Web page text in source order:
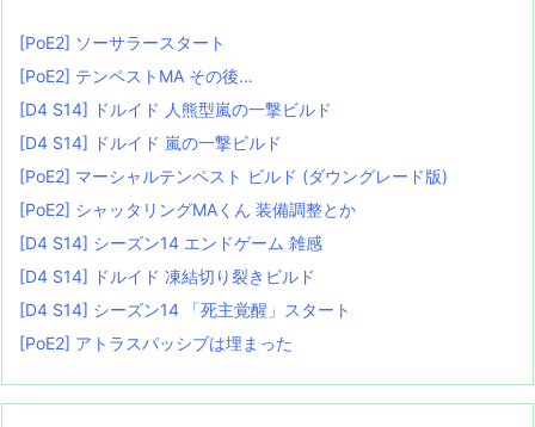
[PoE2] ソーサラースタート
[PoE2] テンペストMA その後…
[D4 S14] ドルイド 人熊型嵐の一撃ビルド
[D4 S14] ドルイド 嵐の一撃ビルド
[PoE2] マーシャルテンペスト ビルド (ダウングレード版)
[PoE2] シャッタリングMAくん 装備調整とか
[D4 S14] シーズン14 エンドゲーム 雑感
[D4 S14] ドルイド 凍結切り裂きビルド
[D4 S14] シーズン14 「死主覚醒」スタート
[PoE2] アトラスパッシブは埋まった